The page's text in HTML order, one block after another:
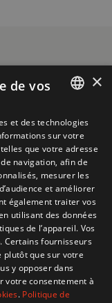
FRENCH
×
de vos
et des technologies
sur votre
que votre adresse
navigation, afin de
mesurer les
et améliorer
également traiter vos
utilisant des données
de l’appareil. Vos
Certains fournisseurs
plutôt que sur votre
y opposer dans
votre consentement à
. Politique de